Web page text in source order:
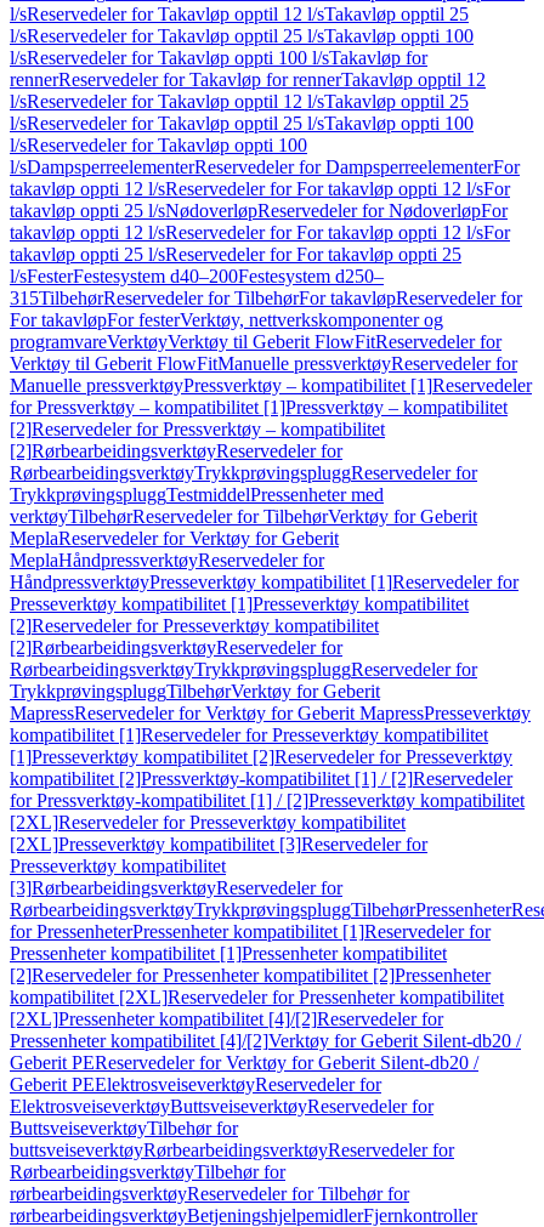
l/sReservedeler for Takavløp opptil 12 l/sTakavløp opptil 25
l/sReservedeler for Takavløp opptil 25 l/sTakavløp oppti 100
l/sReservedeler for Takavløp oppti 100 l/sTakavløp for
rennerReservedeler for Takavløp for rennerTakavløp opptil 12
l/sReservedeler for Takavløp opptil 12 l/sTakavløp opptil 25
l/sReservedeler for Takavløp opptil 25 l/sTakavløp oppti 100
l/sReservedeler for Takavløp oppti 100
l/sDampsperreelementerReservedeler for DampsperreelementerFor
takavløp oppti 12 l/sReservedeler for For takavløp oppti 12 l/sFor
takavløp oppti 25 l/sNødoverløpReservedeler for NødoverløpFor
takavløp oppti 12 l/sReservedeler for For takavløp oppti 12 l/sFor
takavløp oppti 25 l/sReservedeler for For takavløp oppti 25
l/sFesterFestesystem d40–200Festesystem d250–
315TilbehørReservedeler for TilbehørFor takavløpReservedeler for
For takavløpFor festerVerktøy, nettverkskomponenter og
programvareVerktøyVerktøy til Geberit FlowFitReservedeler for
Verktøy til Geberit FlowFitManuelle pressverktøyReservedeler for
Manuelle pressverktøyPressverktøy – kompatibilitet [1]Reservedeler
for Pressverktøy – kompatibilitet [1]Pressverktøy – kompatibilitet
[2]Reservedeler for Pressverktøy – kompatibilitet
[2]RørbearbeidingsverktøyReservedeler for
RørbearbeidingsverktøyTrykkprøvingspluggReservedeler for
TrykkprøvingspluggTestmiddelPressenheter med
verktøyTilbehørReservedeler for TilbehørVerktøy for Geberit
MeplaReservedeler for Verktøy for Geberit
MeplaHåndpressverktøyReservedeler for
HåndpressverktøyPresseverktøy kompatibilitet [1]Reservedeler for
Presseverktøy kompatibilitet [1]Presseverktøy kompatibilitet
[2]Reservedeler for Presseverktøy kompatibilitet
[2]RørbearbeidingsverktøyReservedeler for
RørbearbeidingsverktøyTrykkprøvingspluggReservedeler for
TrykkprøvingspluggTilbehørVerktøy for Geberit
MapressReservedeler for Verktøy for Geberit MapressPresseverktøy
kompatibilitet [1]Reservedeler for Presseverktøy kompatibilitet
[1]Presseverktøy kompatibilitet [2]Reservedeler for Presseverktøy
kompatibilitet [2]Pressverktøy-kompatibilitet [1] / [2]Reservedeler
for Pressverktøy-kompatibilitet [1] / [2]Presseverktøy kompatibilitet
[2XL]Reservedeler for Presseverktøy kompatibilitet
[2XL]Presseverktøy kompatibilitet [3]Reservedeler for
Presseverktøy kompatibilitet
[3]RørbearbeidingsverktøyReservedeler for
RørbearbeidingsverktøyTrykkprøvingspluggTilbehørPressenheter
for PressenheterPressenheter kompatibilitet [1]Reservedeler for
Pressenheter kompatibilitet [1]Pressenheter kompatibilitet
[2]Reservedeler for Pressenheter kompatibilitet [2]Pressenheter
kompatibilitet [2XL]Reservedeler for Pressenheter kompatibilitet
[2XL]Pressenheter kompatibilitet [4]/[2]Reservedeler for
Pressenheter kompatibilitet [4]/[2]Verktøy for Geberit Silent-db20 /
Geberit PEReservedeler for Verktøy for Geberit Silent-db20 /
Geberit PEElektrosveiseverktøyReservedeler for
ElektrosveiseverktøyButtsveiseverktøyReservedeler for
ButtsveiseverktøyTilbehør for
buttsveiseverktøyRørbearbeidingsverktøyReservedeler for
RørbearbeidingsverktøyTilbehør for
rørbearbeidingsverktøyReservedeler for Tilbehør for
rørbearbeidingsverktøyBetjeningshjelpemidlerFjernkontroller